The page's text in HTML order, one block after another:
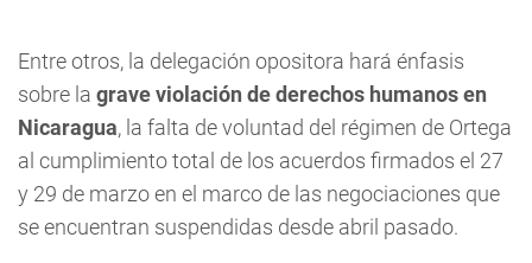
Entre otros, la delegación opositora hará énfasis
sobre la grave violación de derechos humanos en
Nicaragua, la falta de voluntad del régimen de Ortega
al cumplimiento total de los acuerdos firmados el 27
y 29 de marzo en el marco de las negociaciones que
se encuentran suspendidas desde abril pasado.